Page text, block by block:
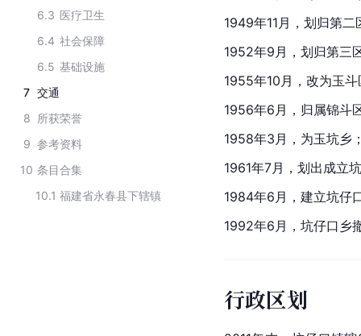
6.3 医疗卫生
6.4 社会保障
6.5 基础设施
7 交通
8 所获荣誉
9 参考资料
10 条目合集
10.1 福建省永春县下辖镇
1949年11月，划归第二
1952年9月，划归第三
1955年10月，改为玉
1956年6月，归属锦斗
1958年3月，为玉坑乡
1961年7月，划出成立
1984年6月，建立坑仔
1992年6月，坑仔口乡
行政区划